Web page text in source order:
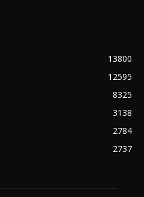
13800
12595
8325
3138
2784
2737